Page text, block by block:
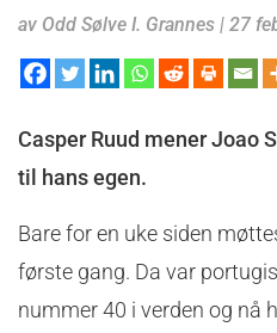
av Odd Sølve I. Grannes | 27
Casper Ruud mener Joao
til hans egen.
Bare for en uke siden
første gang. Da var
nummer 40 i verden og nå